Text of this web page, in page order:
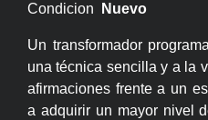
Condicion
Nuevo
Un transformador
una técnica sencilla y a la
afirmaciones frente a un
a adquirir un mayor nivel